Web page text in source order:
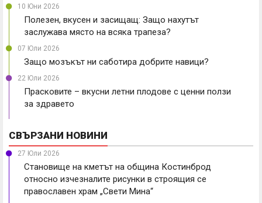
10 Юни 2026
Полезен, вкусен и засищащ: Защо нахутът
заслужава място на всяка трапеза?
07 Юли 2026
Защо мозъкът ни саботира добрите навици?
22 Юли 2026
Прасковите – вкусни летни плодове с ценни ползи
за здравето
СВЪРЗАНИ НОВИНИ
27 Юли 2026
Становище на кметът на община Костинброд
относно изчезналите рисунки в строящия се
православен храм „Свети Мина“